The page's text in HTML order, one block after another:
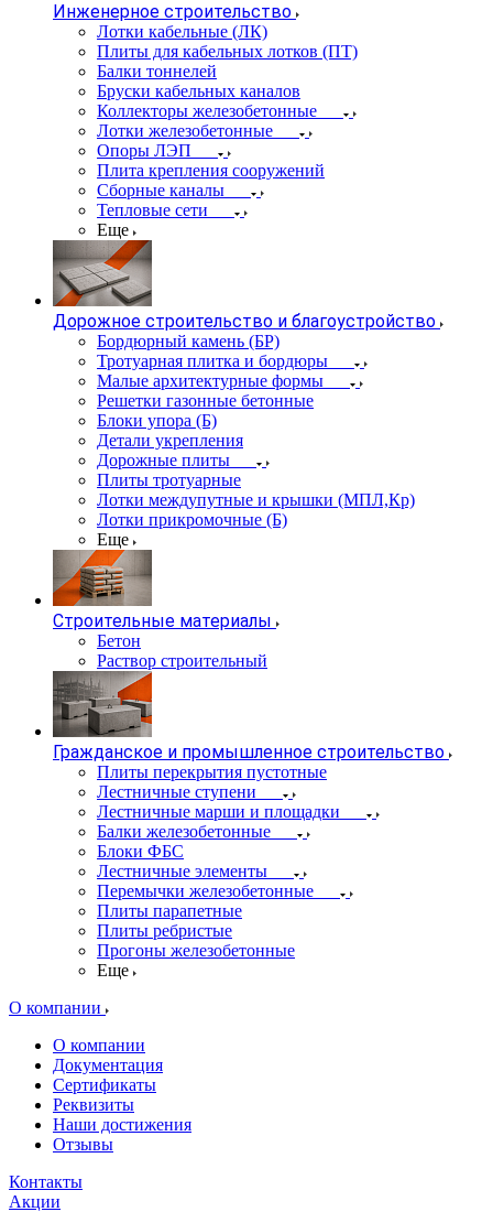
Инженерное строительство
Лотки кабельные (ЛК)
Плиты для кабельных лотков (ПТ)
Балки тоннелей
Бруски кабельных каналов
Коллекторы железобетонные
Лотки железобетонные
Опоры ЛЭП
Плита крепления сооружений
Сборные каналы
Тепловые сети
Еще
Дорожное строительство и благоустройство
Бордюрный камень (БР)
Тротуарная плитка и бордюры
Малые архитектурные формы
Решетки газонные бетонные
Блоки упора (Б)
Детали укрепления
Дорожные плиты
Плиты тротуарные
Лотки междупутные и крышки (МПЛ,Кр)
Лотки прикромочные (Б)
Еще
Строительные материалы
Бетон
Раствор строительный
Гражданское и промышленное строительство
Плиты перекрытия пустотные
Лестничные ступени
Лестничные марши и площадки
Балки железобетонные
Блоки ФБС
Лестничные элементы
Перемычки железобетонные
Плиты парапетные
Плиты ребристые
Прогоны железобетонные
Еще
О компании
О компании
Документация
Сертификаты
Реквизиты
Наши достижения
Отзывы
Контакты
Акции